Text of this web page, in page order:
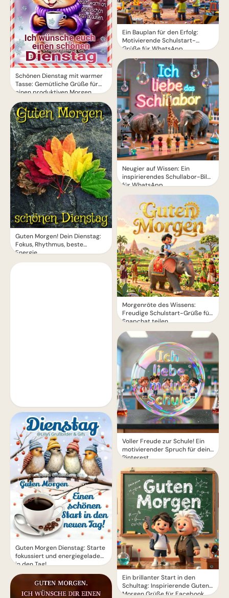
Schönen Dienstag mit warmer
Tasse: Gemütliche Grüße für
einen produktiven Morgen
Guten Morgen! Dein Dienstag:
Fokus, Rhythmus, beste
Energie.
Guten Morgen Dienstag: Starte
fokussiert und energiegeladen
in den Tag!
Ein Bauplan für den Erfolg:
Motivierende Schulstart-
Grüße für WhatsApp
Neugier auf Wissen: Ein
inspirierendes Schullabor-Bild
für WhatsApp
Morgenröte des Wissens:
Freudige Schulstart-Grüße für
Snapchat teilen
Voller Freude zur Schule! Ein
motivierender Spruch für dein
Pinterest
Ein brillanter Start in den
Schultag: Inspirierende Guten
Morgen Grüße für Facebook